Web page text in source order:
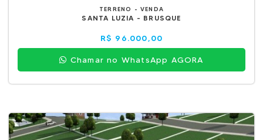
TERRENO - VENDA
SANTA LUZIA - BRUSQUE
R$ 96.000,00
Chamar no WhatsApp AGORA